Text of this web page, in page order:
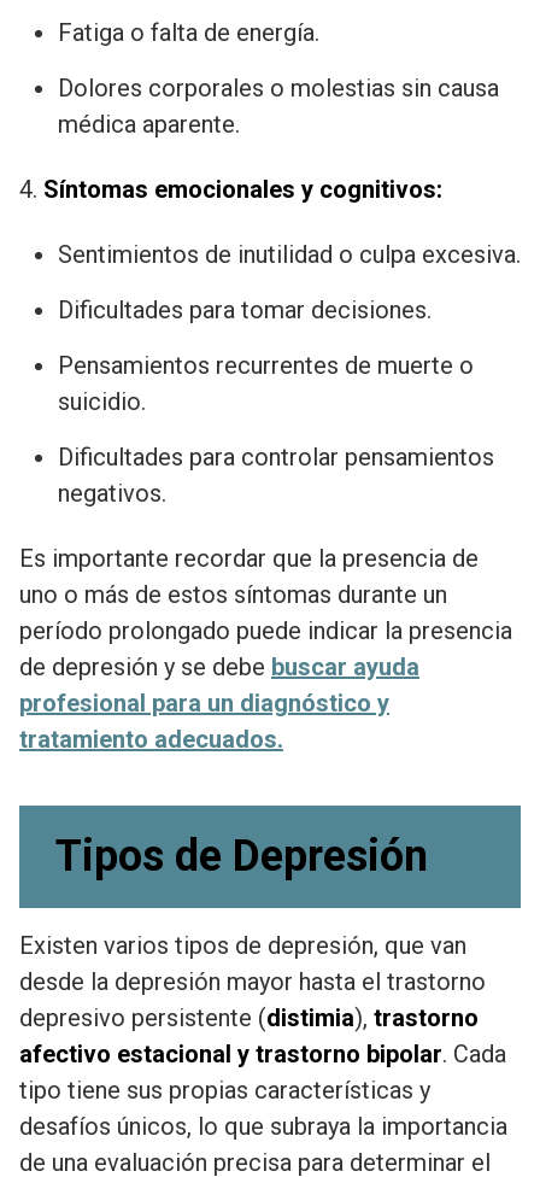
Fatiga o falta de energía.
Dolores corporales o molestias sin causa
médica aparente.
4. Síntomas emocionales y cognitivos:
Sentimientos de inutilidad o culpa excesiva.
Dificultades para tomar decisiones.
Pensamientos recurrentes de muerte o
suicidio.
Dificultades para controlar pensamientos
negativos.
Es importante recordar que la presencia de
uno o más de estos síntomas durante un
período prolongado puede indicar la presencia
de depresión y se debe buscar ayuda
profesional para un diagnóstico y
tratamiento adecuados.
Tipos de Depresión
Existen varios tipos de depresión, que van
desde la depresión mayor hasta el trastorno
depresivo persistente (distimia), trastorno
afectivo estacional y trastorno bipolar. Cada
tipo tiene sus propias características y
desafíos únicos, lo que subraya la importancia
de una evaluación precisa para determinar el